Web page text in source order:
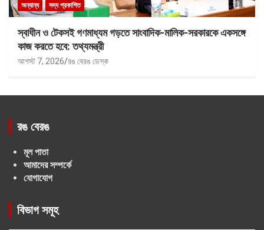
অন্যান্য সদ্য প্রকাশিত
স্বাধীন ও টেকসই গণমাধ্যম গড়তে সাংবাদিক-মালিক-সরকারকে একসঙ্গে
কাজ করতে হবে: তথ্যমন্ত্রী
আগস্ট 7, 2026 রঙ বেরঙ ডেস্ক
রঙ বেরঙ
মূল পাতা
আমাদের সম্পর্কে
যোগাযোগ
বিভাগ সমূহ